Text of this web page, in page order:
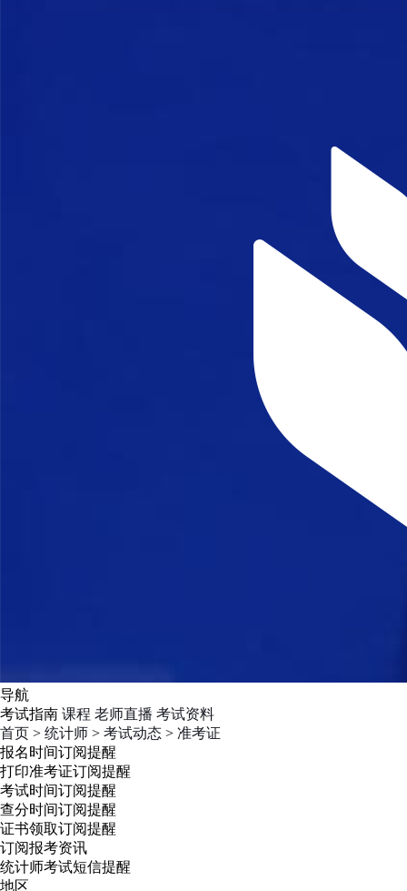
导航
考试指南 课程 老师直播 考试资料
首页 > 统计师 > 考试动态 > 准考证
报名时间订阅提醒
打印准考证订阅提醒
考试时间订阅提醒
查分时间订阅提醒
证书领取订阅提醒
订阅报考资讯
统计师考试短信提醒
地区